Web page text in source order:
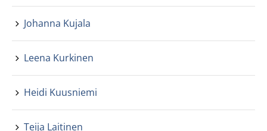
Johanna Kujala
Leena Kurkinen
Heidi Kuusniemi
Teija Laitinen